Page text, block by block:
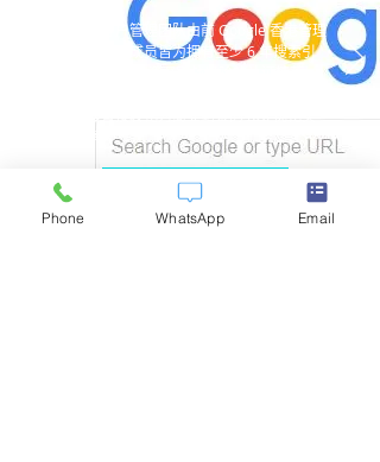
我们的客户管理团队由前 Google 香港管理
高管领衔，成员皆为拥有至少 6 年搜索引
擎营销 (SEM) 资深实战经验的认证精英。
战洞察。
免费咨询
Phone WhatsApp Email